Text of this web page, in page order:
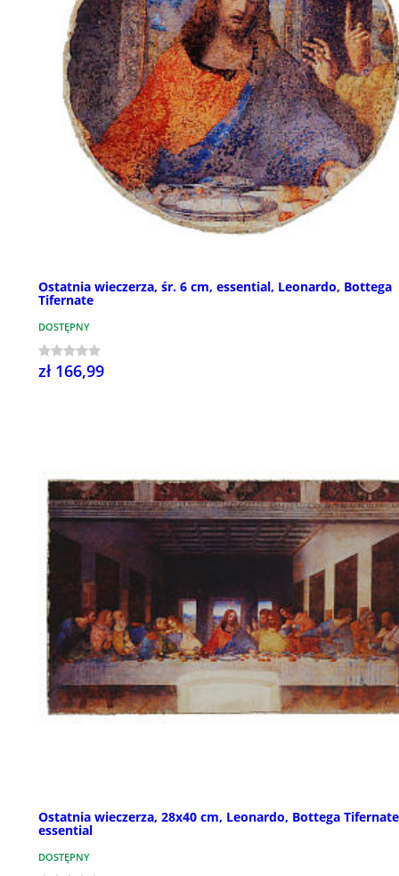
Ostatnia wieczerza, śr. 6 cm, essential, Leonardo, Bottega
Tifernate
DOSTĘPNY
zł 166,99
Ostatnia wieczerza, 28x40 cm, Leonardo, Bottega
essential
DOSTĘPNY